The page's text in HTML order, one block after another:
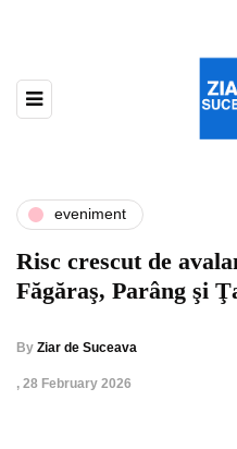
eveniment
Risc crescut de
Făgăraş, Parâng şi
By Ziar de Suceava
, 28 February 2026